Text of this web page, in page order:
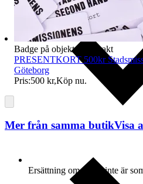
Ersättning om varan inte är
Badge på objektet:
Fri frakt
PRESENTKORT 500kr
Göteborg
Pris:500 kr,Köp nu.
Mer från samma butikVisa